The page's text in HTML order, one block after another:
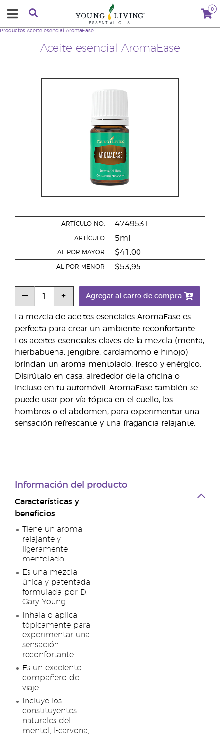
0
Aceite esencial AromaEase
Productos Aceite esencial AromaEase
La mezcla de aceites esenciales AromaEase es
perfecta para crear un ambiente reconfortante.
Los aceites esenciales claves de la mezcla (menta,
hierbabuena, jengibre, cardamomo e hinojo)
brindan un aroma mentolado, fresco y enérgico.
Disfrútalo en casa, alrededor de la oficina o
incluso en tu automóvil. AromaEase también se
puede usar por vía tópica en el cuello, los
hombros o el abdomen, para experimentar una
sensación refrescante y una fragancia relajante.
ARTÍCULO NO. 4749531
ARTÍCULO 5ml
AL POR MAYOR $41,00
AL POR MENOR $53,95
Agregar al carro de compra
Información del producto
Características y
beneficios
Tiene un aroma
relajante y
ligeramente
mentolado.
Es una mezcla
única y patentada
formulada por D.
Gary Young.
Inhala o aplica
tópicamente para
experimentar una
sensación
reconfortante.
Es un excelente
compañero de
viaje.
Incluye los
constituyentes
naturales del
mentol, l-carvona,